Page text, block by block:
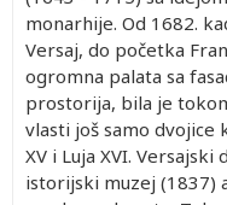
monarhije. Od 1682.
Versaj, do početka
ogromna palata sa
prostorija, bila je
vlasti još samo dvojice
XV i Luja XVI.
istorijski muzej (1837)